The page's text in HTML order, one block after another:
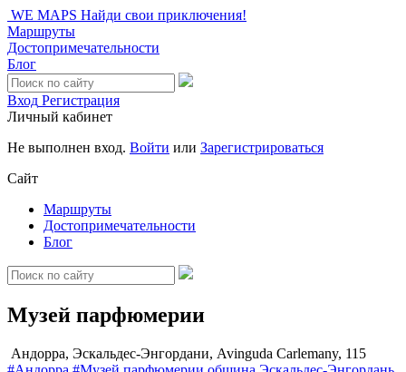
WE MAPS Найди свои приключения!
Маршруты
Достопримечательности
Блог
Вход Регистрация
Личный кабинет
Не выполнен вход. Войти или Зарегистрироваться
Сайт
Маршруты
Достопримечательности
Блог
Музей парфюмерии
Андорра, Эскальдес-Энгордани, Avinguda Carlemany, 115